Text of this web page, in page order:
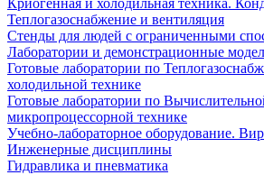
Криогенная и холодильная техника.
Теплогазоснабжение и вентиляция
Стенды для людей с ограниченными
Лаборатории и демонстрационные
Готовые лаборатории по
холодильной технике
Готовые лаборатории по
микропроцессорной технике
Учебно-лабораторное оборудование.
Инженерные дисциплины
Гидравлика и пневматика